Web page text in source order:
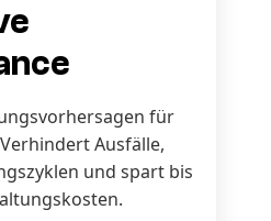
für
Ausfälle,
und spart bis